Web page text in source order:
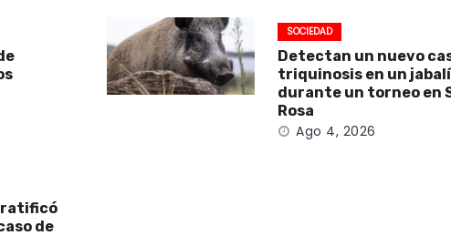
SOCIEDAD
Detectan un nuevo
triquinosis en un
durante un torneo en
Rosa
Ago 4, 2026
ratificó
de